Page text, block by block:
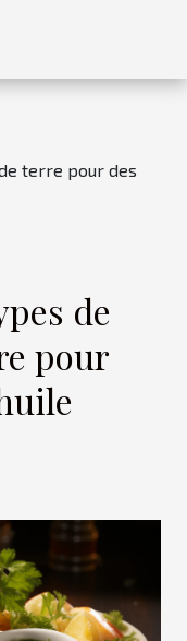
terre pour des
de
pour